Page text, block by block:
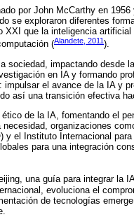
por John McCarthy en
se exploraron diferentes
que la inteligencia
(Alandete, 2011).
sociedad, impactando desde
en IA y formando
el avance de la IA y
así una transición efectiva
ético de la IA, fomentando el
organizaciones
y el Instituto Internacional
para una integración
una guía para integrar la
evoluciona el
de tecnologías